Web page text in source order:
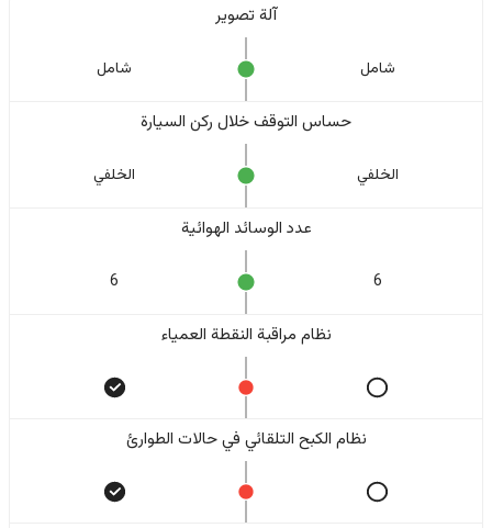
آلة تصوير
شامل شامل
حساس التوقف خلال ركن السيارة
الخلفي الخلفي
عدد الوسائد الهوائية
6
6
نظام مراقبة النقطة العمياء
نظام الكبح التلقائي في حالات الطوارئ